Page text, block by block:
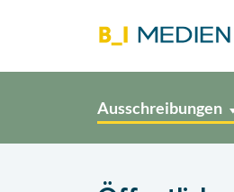
Ausschreibungen